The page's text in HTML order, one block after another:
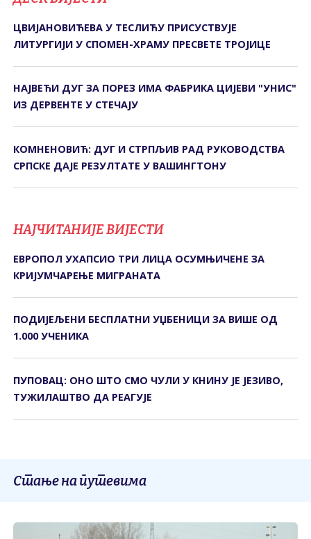
ЦВИЈАНОВИЋЕВА У ТЕСЛИЋУ ПРИСУСТВУЈЕ
ЛИТУРГИЈИ У СПОМЕН-ХРАМУ ПРЕСВЕТЕ ТРОЈИЦЕ
НАЈВЕЋИ ДУГ ЗА ПОРЕЗ ИМА ФАБРИКА ЦИЈЕВИ "УНИС"
ИЗ ДЕРВЕНТЕ У СТЕЧАЈУ
КОМНЕНОВИЋ: ДУГ И СТРПЉИВ РАД РУКОВОДСТВА
СРПСКЕ ДАЈЕ РЕЗУЛТАТЕ У ВАШИНГТОНУ
НАЈЧИТАНИЈЕ ВИЈЕСТИ
ЕВРОПОЛ УХАПСИО ТРИ ЛИЦА ОСУМЊИЧЕНЕ ЗА
КРИЈУМЧАРЕЊЕ МИГРАНАТА
ПОДИЈЕЉЕНИ БЕСПЛАТНИ УЏБЕНИЦИ ЗА ВИШЕ ОД
1.000 УЧЕНИКА
ПУПОВАЦ: ОНО ШТО СМО ЧУЛИ У КНИНУ ЈЕ ЈЕЗИВО,
ТУЖИЛАШТВО ДА РЕАГУЈЕ
Стање на путевима